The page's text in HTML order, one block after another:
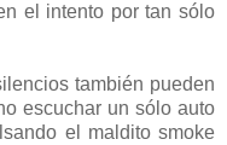
el intento por tan sólo
también pueden
escuchar un sólo auto
el maldito smoke